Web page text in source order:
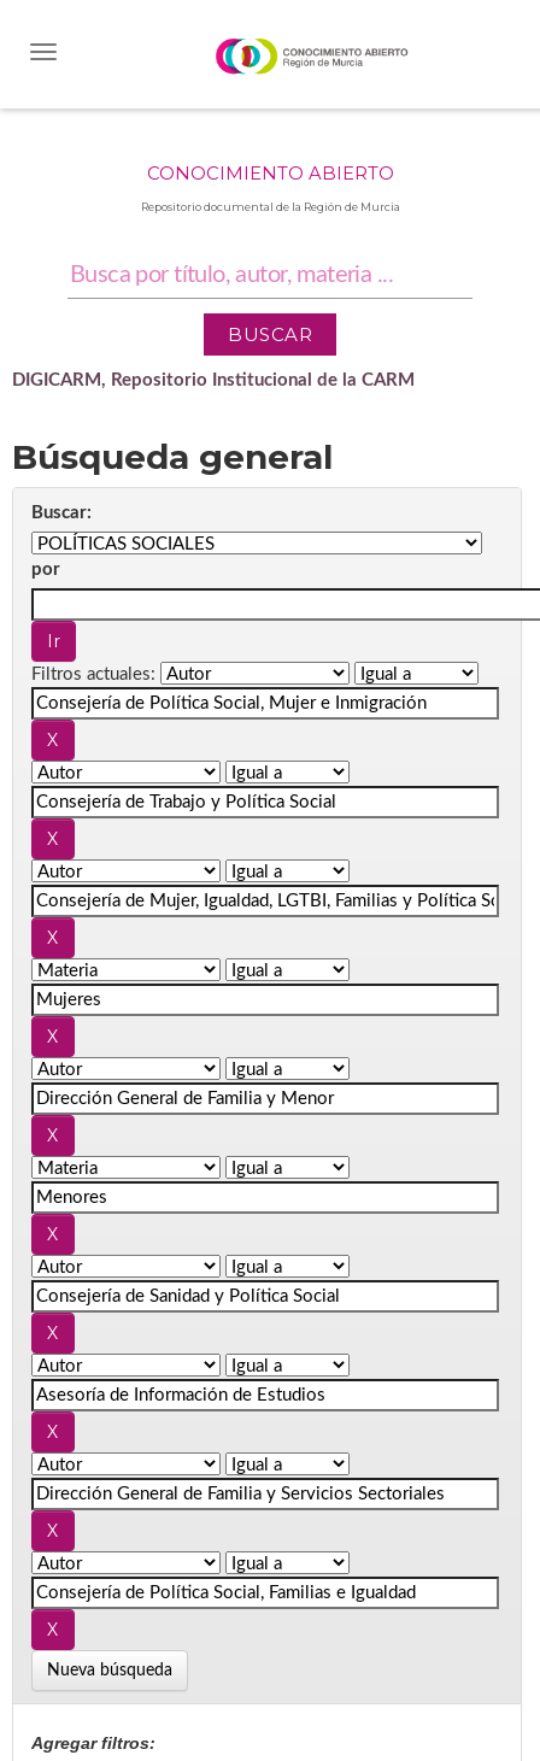
CONOCIMIENTO ABIERTO
Repositorio documental de la Región de Murcia
DIGICARM, Repositorio Institucional de la CARM
Búsqueda general
Buscar:
por
Filtros actuales:
Nueva búsqueda
Agregar filtros: